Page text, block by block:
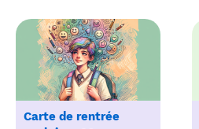
Carte de rentrée